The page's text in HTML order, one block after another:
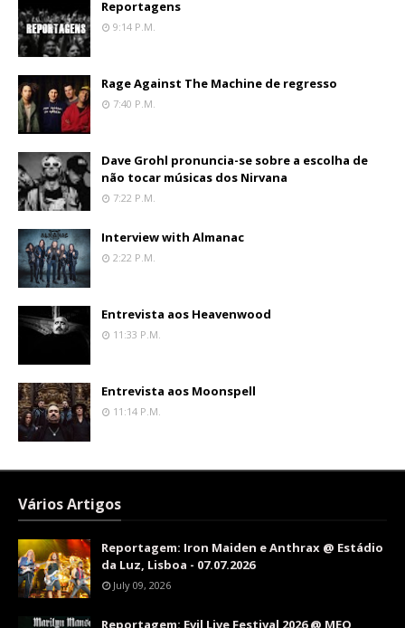
Reportagens
9:14 P.m.
Rage Against The Machine de regresso
7:40 P.m.
Dave Grohl pronuncia-se sobre a escolha de
não tocar músicas dos Nirvana
7:22 P.m.
Interview with Almanac
2:22 P.m.
Entrevista aos Heavenwood
11:33 P.m.
Entrevista aos Moonspell
11:14 P.m.
Vários Artigos
Reportagem: Iron Maiden e Anthrax @ Estádio
da Luz, Lisboa - 07.07.2026
July 09, 2026
Reportagem: Evil Live Festival 2026 @ MEO